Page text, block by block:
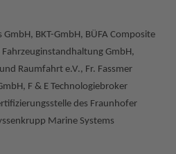
BKT-GmbH, BÜFA Composite
Fahrzeuginstandhaltung GmbH,
Raumfahrt e.V., Fr. Fassmer
F & E Technologiebroker
des Fraunhofer
Marine Systems